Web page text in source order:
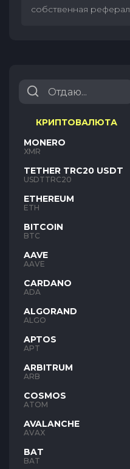
собственная
КРИПТОВАЛЮТА
MONERO
XMR
TETHER TRC20 USDT
USDTTRC20
ETHEREUM
ETH
BITCOIN
BTC
AAVE
AAVE
CARDANO
ADA
ALGORAND
ALGO
APTOS
APT
ARBITRUM
ARB
COSMOS
ATOM
AVALANCHE
AVAX
BAT
BAT